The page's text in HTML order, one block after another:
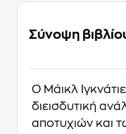
Σύνοψη
O Mάικλ
διεισδυτική
αποτυχιών και